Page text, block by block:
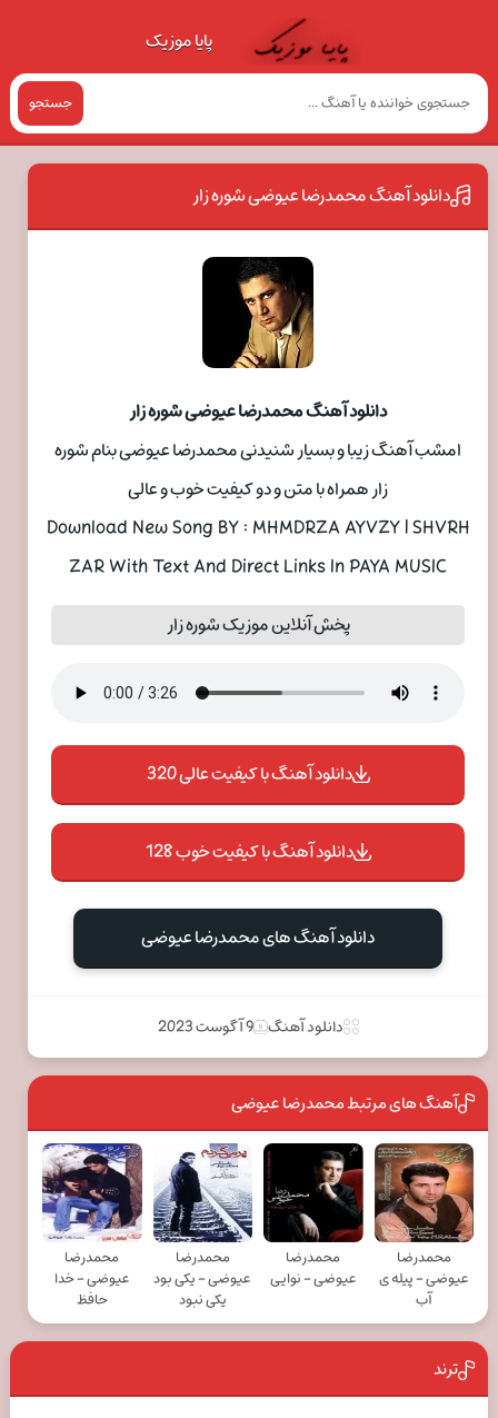
پایا موزیک
جستجو
دانلود آهنگ محمدرضا عیوضی شوره زار
دانلود آهنگ محمدرضا عیوضی شوره زار
امشب آهنگ زیبا و بسیار شنیدنی محمدرضا عیوضی بنام شوره
زار همراه با متن و دو کیفیت خوب و عالی
Download New Song BY : MHMDRZA AYVZY | SHVRH
ZAR With Text And Direct Links In PAYA MUSIC
پخش آنلاین موزیک شوره زار
دانلود آهنگ با کیفیت عالی 320
دانلود آهنگ با کیفیت خوب 128
دانلود آهنگ های محمدرضا عیوضی
دانلود آهنگ 9 آگوست 2023
آهنگ های مرتبط محمدرضا عیوضی
محمدرضا
عیوضی - پیله ی
آب
محمدرضا
عیوضی - نوایی
محمدرضا
عیوضی - یکی بود
یکی نبود
محمدرضا
عیوضی - خدا
حافظ
ترند